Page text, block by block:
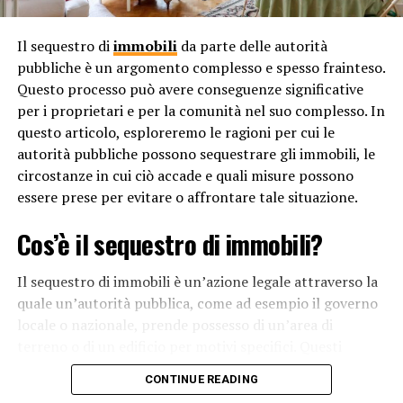
condivisi con terze parti. La mancanza di chiarezza su
queste pratiche può erodere la fiducia degli utenti e
limitare la loro capacità di controllare la propria
informazione personale.
In conclusione, la privacy digitale preoccupa perché il
mondo digitale è diventato un elemento centrale della
nostra vita, e la crescente raccolta e analisi dei dati
personali presenta rischi significativi per la nostra
privacy e sicurezza. È fondamentale trovare un
equilibrio tra l’innovazione digitale e la protezione della
privacy individuale per garantire che le persone possano
godere dei benefici della tecnologia senza
compromettere la propria sicurezza e autonomia.
Perché le leggi sul divorzio variano da paese a paese?
Il sequestro diimmobilida parte delle autorità
pubbliche è un argomento complesso e spesso frainteso.
Questo processo può avere conseguenze significative
per i proprietari e per la comunità nel suo complesso. In
questo articolo, esploreremo le ragioni per cui le
autorità pubbliche possono sequestrare gli immobili, le
circostanze in cui ciò accade e quali misure possono
essere prese per evitare o affrontare tale situazione.
Cos’è il sequestro di immobili?
Il sequestro di immobili è un’azione legale attraverso la
quale un’autorità pubblica, come ad esempio il governo
motivi possono variare dalle questioni di sicurezza
pubblica alla necessità di sviluppo urbano o
CONTINUE READING